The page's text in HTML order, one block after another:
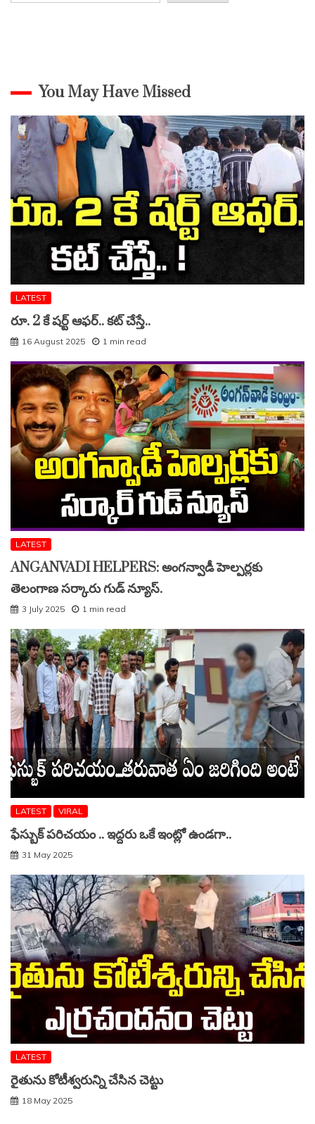
You May Have Missed
LATEST
రూ. 2 కే షర్ట్ ఆఫర్.. కట్ చేస్తే..
16 August 2025 1 min read
LATEST
ANGANVADI HELPERS: అంగన్వాడీ హెల్పర్లకు
తెలంగాణ సర్కారు గుడ్ న్యూస్.
3 July 2025 1 min read
LATEST VIRAL
ఫేస్బుక్ పరిచయం .. ఇద్దరు ఒకే ఇంట్లో ఉండగా..
31 May 2025
LATEST
రైతును కోటీశ్వరున్ని చేసిన చెట్టు
18 May 2025